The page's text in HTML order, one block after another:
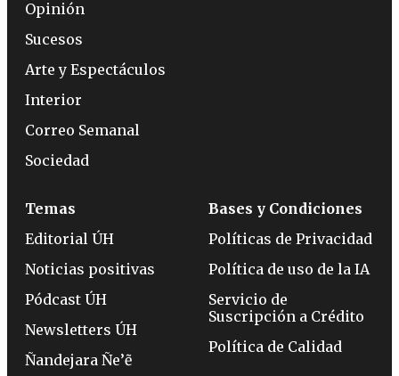
Opinión
Sucesos
Arte y Espectáculos
Interior
Correo Semanal
Sociedad
Temas
Editorial ÚH
Noticias positivas
Pódcast ÚH
Newsletters ÚH
Ñandejara Ñe’ẽ
Bases y Condiciones
Políticas de Privacidad
Política de uso de la IA
Servicio de
Suscripción a Crédito
Política de Calidad